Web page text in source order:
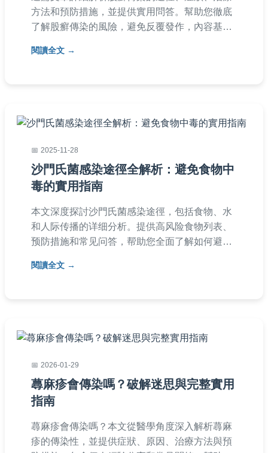
方法和預防措施，並提供實用問答。幫助您徹底
了解股癬傳染的風險，避免反覆發作，內容基於
康的人閱讀。
閱讀全文
2025-11-28
沙門氏菌感染途徑全解析：避免食物中
毒的實用指南
本文深度探討沙門氏菌感染途徑，包括食物、水
和人际传播的详细分析。提供高风险食物列表、
预防措施和常见问答，帮助您全面了解如何避免
从业者等读者参考，提升食品安全意识。
閱讀全文
2026-01-29
蕁麻疹會傳染嗎？破解迷思與完整實用
指南
蕁麻疹會傳染嗎？本文從醫學角度深入解析蕁麻
疹的傳染性，並提供症狀、原因、治療方法與預